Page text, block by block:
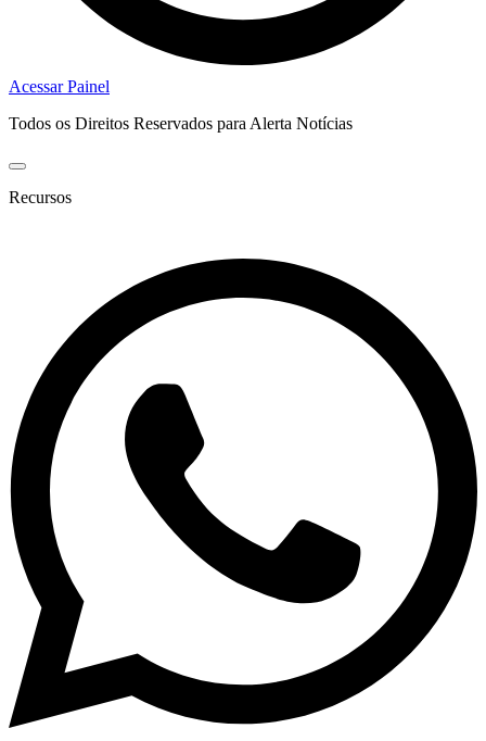
Acessar Painel
Todos os Direitos Reservados para Alerta Notícias
Recursos